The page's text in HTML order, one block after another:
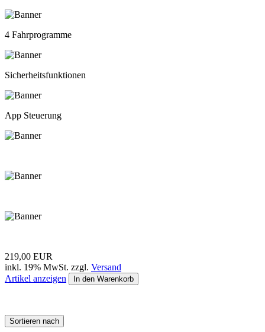
4 Fahrprogramme
Sicherheitsfunktionen
App Steuerung
219,00 EUR
inkl. 19% MwSt. zzgl. Versand
Artikel anzeigen
In den Warenkorb
Sortieren nach